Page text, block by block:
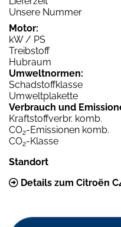
Unsere Nummer
Motor:
kW / PS
Treibstoff
Hubraum
Umweltnormen:
Schadstoffklasse
Umweltplakette
Verbrauch und
Kraftstoffverbr. komb.
CO2-Emissionen komb.
CO2-Klasse
Standort
Details zum Citroën